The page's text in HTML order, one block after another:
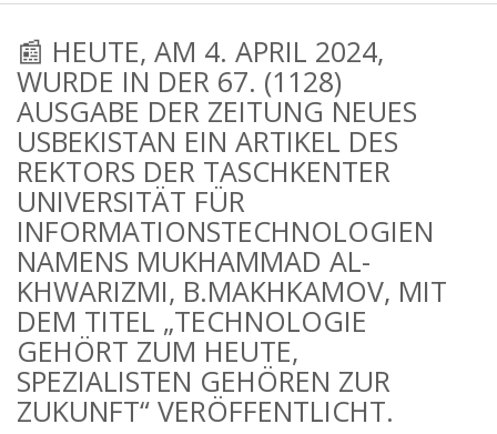
📰 HEUTE, AM 4. APRIL 2024,
WURDE IN DER 67. (1128)
AUSGABE DER ZEITUNG NEUES
USBEKISTAN EIN ARTIKEL DES
REKTORS DER TASCHKENTER
UNIVERSITÄT FÜR
INFORMATIONSTECHNOLOGIEN
NAMENS MUKHAMMAD AL-
KHWARIZMI, B.MAKHKAMOV, MIT
DEM TITEL „TECHNOLOGIE
GEHÖRT ZUM HEUTE,
SPEZIALISTEN GEHÖREN ZUR
ZUKUNFT“ VERÖFFENTLICHT.